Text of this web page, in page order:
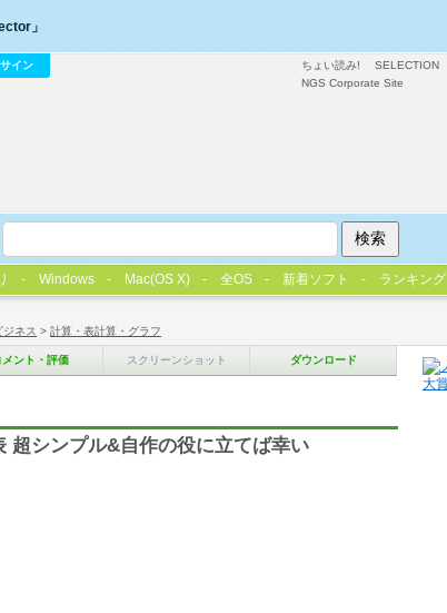
ジネス > 計算・表計算・グラフ
メント・評価 スクリーンショット ダウンロード
超シンプル&自作の役に立てば幸い
ちょい読み! SELECTION
NGS Corporate Site
」
イン
Windows Mac(OS X) 全OS 新着ソフト ランキング